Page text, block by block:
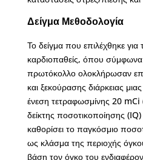
Δείγμα Μεθοδολογία
Το δείγμα που επιλέχθηκε για
καρδιοπαθείς, όπου
πρωτόκολλο ολοκλήρωσαν
και ξεκούρασης διάρκειας
ένεση τετραφωσμίνης 20
δείκτης ποσοτικοποίησης
καθορίσει το παγκόσμιο
ως κλάσμα της περιοχής
βάση τον όγκο του